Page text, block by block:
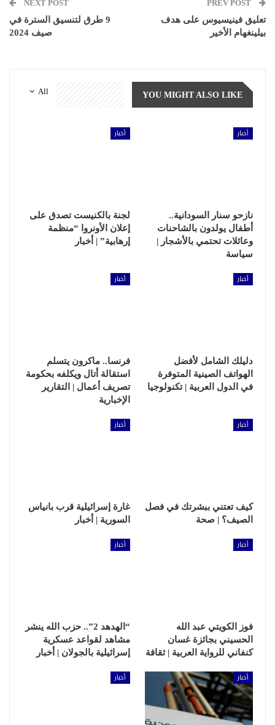
تعليق فينيسيوس على هدف
بيلينغهام الأخير
NEXT POST
9 طرق لتنسيق السترة في
صيف 2024
All YOU MIGHT ALSO LIKE
أخبار
نازحو سنار السودانية..
أطفال يولدون بالشاحنات
وعائلات تحتمي بالأشجار |
سياسة
أخبار
لجنة بالكنيست تصدق على
إعلان الأونروا “منظمة
إرهابية” | أخبار
أخبار
دليلك الشامل لأفضل
الهواتف الصينية المتوفرة
في الدول العربية | تكنولوجيا
أخبار
فرنسا.. ماكرون يتسلم
استقالة أتال ويكلفه بحكومة
تصريف أعمال | التقارير
الإخبارية
أخبار
كيف تعتني ببشرتك في فصل
الصيف؟ | صحة
أخبار
غارة إسرائيلية قرب بانياس
السورية | أخبار
أخبار
فوز الكويتي عبد الله
الحسيني بجائزة غسان
كنفاني للرواية العربية | ثقافة
أخبار
“الهدهد 2”.. حزب الله ينشر
مشاهد لقواعد عسكرية
إسرائيلية بالجولان | أخبار
أخبار أخبار